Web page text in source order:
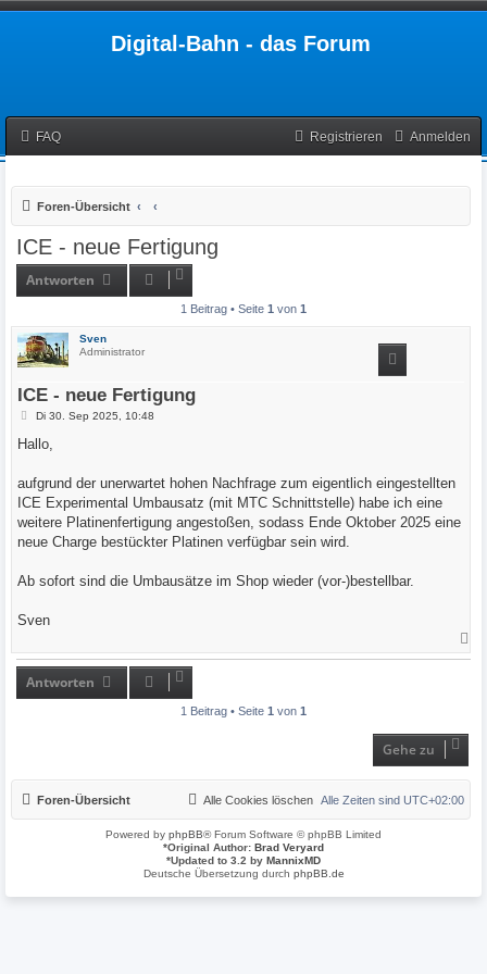
Digital-Bahn - das Forum
FAQ Anmelden
Registrieren
Foren-Übersicht
ICE - neue Fertigung
Antworten
1 Beitrag • Seite 1 von 1
Sven
Administrator
ICE - neue Fertigung
B
i
a
Di 30. Sep 2025, 10:48
Hallo,
aufgrund der unerwartet hohen Nachfrage zum eigentlich eingestellten
ICE Experimental Umbausatz (mit MTC Schnittstelle) habe ich eine
weitere Platinenfertigung angestoßen, sodass Ende Oktober 2025 eine
neue Charge bestückter Platinen verfügbar sein wird.
Ab sofort sind die Umbausätze im Shop wieder (vor-)bestellbar.
Sven
Antworten
1 Beitrag • Seite 1 von 1
Gehe zu
Foren-Übersicht Alle Zeiten sind UTC+02:00
Alle Cookies löschen
Powered by phpBB® Forum Software © phpBB Limited
*Original Author: Brad Veryard
*Updated to 3.2 by MannixMD
Deutsche Übersetzung durch phpBB.de